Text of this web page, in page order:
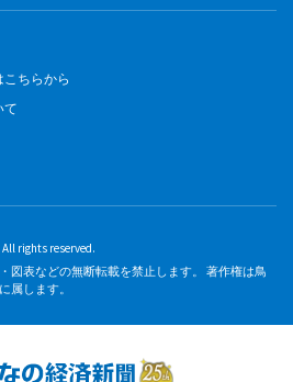
ちらから
て
rights reserved.
図表などの無断転載を禁止します。 著作権は鳥
属します。